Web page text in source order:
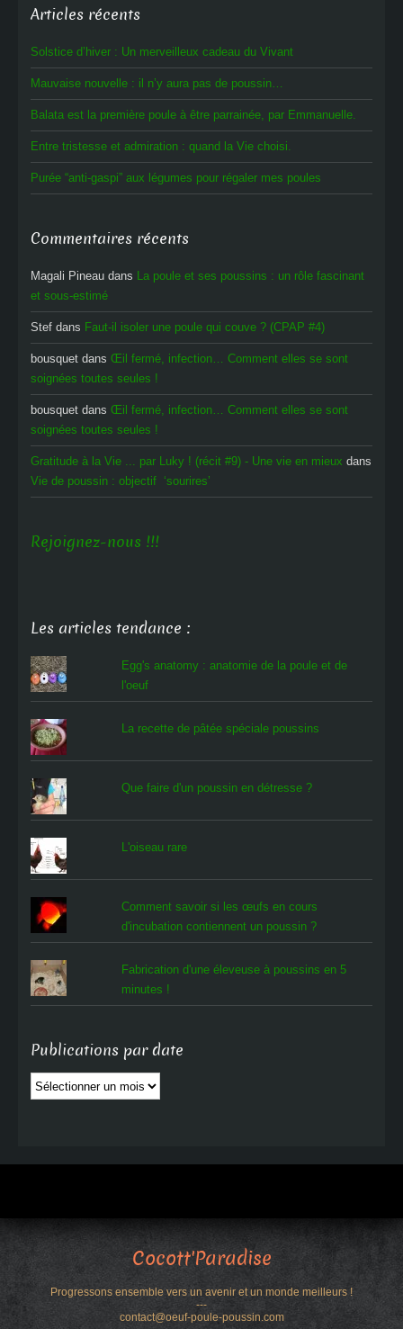
Articles récents
Solstice d’hiver : Un merveilleux cadeau du Vivant
Mauvaise nouvelle : il n’y aura pas de poussin…
Balata est la première poule à être parrainée, par Emmanuelle.
Entre tristesse et admiration : quand la Vie choisi.
Purée “anti-gaspi” aux légumes pour régaler mes poules
Commentaires récents
Magali Pineau dans La poule et ses poussins : un rôle fascinant
et sous-estimé
Stef dans Faut-il isoler une poule qui couve ? (CPAP #4)
bousquet dans Œil fermé, infection… Comment elles se sont
soignées toutes seules !
bousquet dans Œil fermé, infection… Comment elles se sont
soignées toutes seules !
Gratitude à la Vie ... par Luky ! (récit #9) - Une vie en mieux dans
Vie de poussin : objectif ‘sourires’
Rejoignez-nous !!!
Les articles tendance :
Egg's anatomy : anatomie de la poule et de
l'oeuf
La recette de pâtée spéciale poussins
Que faire d'un poussin en détresse ?
L'oiseau rare
Comment savoir si les œufs en cours
d'incubation contiennent un poussin ?
Fabrication d'une éleveuse à poussins en 5
minutes !
Publications par date
Publications
par
Cocott'Paradise
Progressons ensemble vers un avenir et un monde meilleurs !
---
contact@oeuf-poule-poussin.com